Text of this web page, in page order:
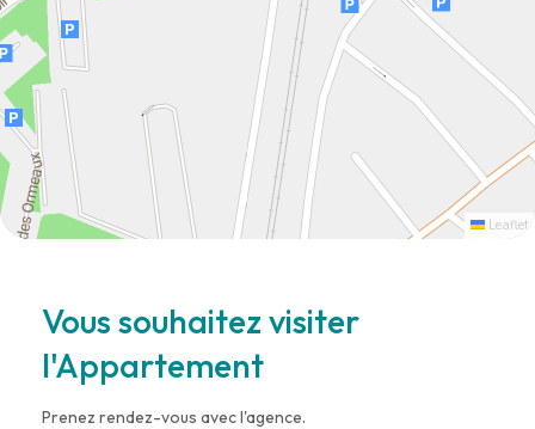
Leaflet
Vous souhaitez visiter
l'Appartement
Prenez rendez-vous avec l'agence.